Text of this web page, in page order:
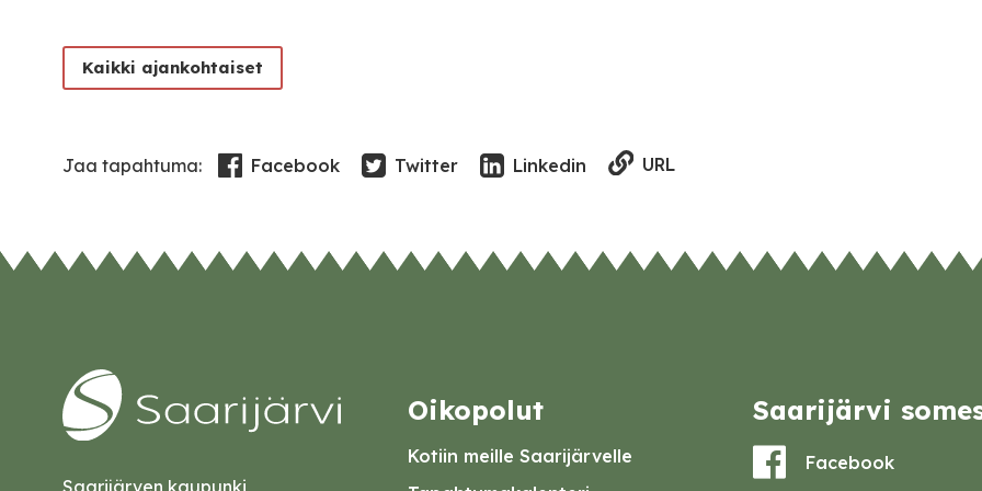
Kaikki ajankohtaiset
Jaa tapahtuma: Facebook Twitter Linkedin URL
Saarijärven kaupunki
Oikopolut
Kotiin meille Saarijärvelle
Saarijärvi
Facebook